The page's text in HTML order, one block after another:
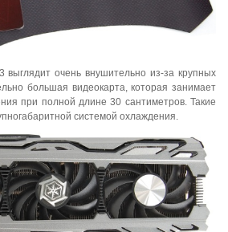
выглядит очень внушительно из-за крупных
большая видеокарта, которая занимает
при полной длине 30 сантиметров. Такие
системой охлаждения.